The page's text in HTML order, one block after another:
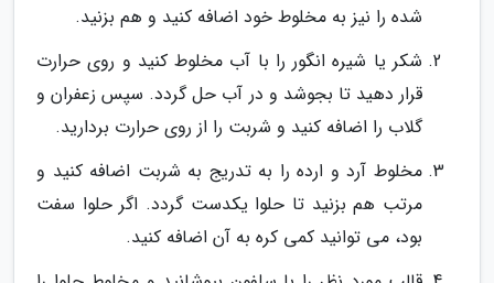
شده را نیز به مخلوط خود اضافه کنید و هم بزنید.
شکر یا شیره انگور را با آب مخلوط کنید و روی حرارت
قرار دهید تا بجوشد و در آب حل گردد. سپس زعفران و
گلاب را اضافه کنید و شربت را از روی حرارت بردارید.
مخلوط آرد و ارده را به تدریج به شربت اضافه کنید و
مرتب هم بزنید تا حلوا یکدست گردد. اگر حلوا سفت
بود، می توانید کمی کره به آن اضافه کنید.